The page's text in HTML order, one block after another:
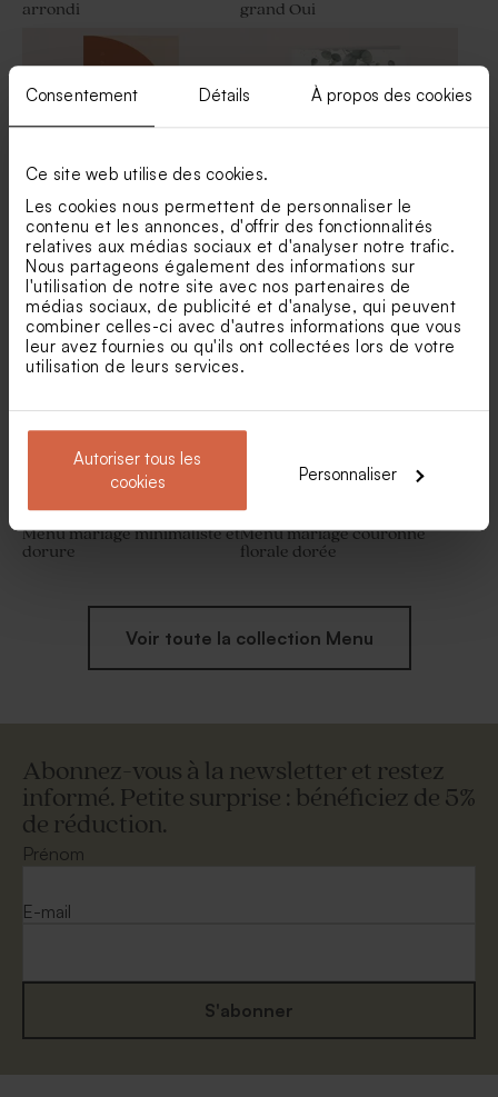
Consentement Détails À propos des cookies
Ce site web utilise des cookies.
Les cookies nous permettent de personnaliser le
contenu et les annonces, d'offrir des fonctionnalités
relatives aux médias sociaux et d'analyser notre trafic.
Nous partageons également des informations sur
l'utilisation de notre site avec nos partenaires de
médias sociaux, de publicité et d'analyse, qui peuvent
combiner celles-ci avec d'autres informations que vous
leur avez fournies ou qu'ils ont collectées lors de votre
utilisation de leurs services.
Autoriser tous les
cookies
Personnaliser
Savon artisanal mariage
senteur Fraîcheur
Pot en verre strié mariage
couvercle en bois gravé
arrondi
grand Oui
Carte menu mariage
terracotta graphique
Menu mariage fleurs
eucalyptus et dorure
Menu mariage minimaliste et
dorure
Menu mariage couronne
florale dorée
Voir toute la collection Menu
Abonnez-vous à la newsletter et restez
informé. Petite surprise : bénéficiez de 5%
de réduction.
Prénom
E-mail
S'abonner